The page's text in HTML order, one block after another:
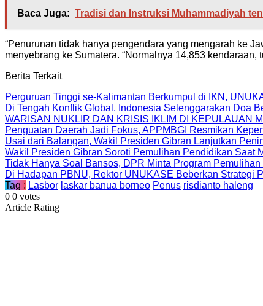
Baca Juga: Tradisi dan Instruksi Muhammadiyah
“Penurunan tidak hanya pengendara yang mengarah ke
menyebrang ke Sumatera. “Normalnya 14,853
Berita Terkait
Perguruan Tinggi se-Kalimantan Berkumpul di IKN,
Di Tengah Konflik Global, Indonesia Selenggarakan Doa
WARISAN NUKLIR DAN KRISIS IKLIM DI KEPULAUAN
Penguatan Daerah Jadi Fokus, APPMBGI Resmikan
Usai dari Balangan, Wakil Presiden Gibran Lanjutkan
Wakil Presiden Gibran Soroti Pemulihan Pendidikan Saat
Tidak Hanya Soal Bansos, DPR Minta Program
Di Hadapan PBNU, Rektor UNUKASE Beberkan Strategi
Tag : Lasbor laskar banua borneo Penus risdianto haleng
0 0 votes
Article Rating